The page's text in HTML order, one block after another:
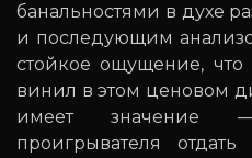
банальностями в духе
и последующим
стойкое ощущение, что
винил в этом ценовом
имеет значение
проигрывателя